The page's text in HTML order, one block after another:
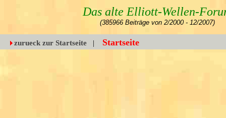
Das alte Elliott-Wellen-
(385966 Beiträge von 2/2000 - 12/2007)
zurueck zur Startseite | Startseite